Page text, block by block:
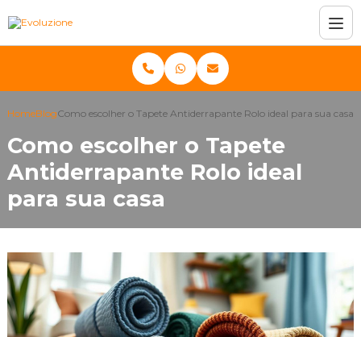
HomeBlogComo escolher o Tapete Antiderrapante Rolo ideal para sua casa
Como escolher o Tapete
Antiderrapante Rolo ideal
para sua casa